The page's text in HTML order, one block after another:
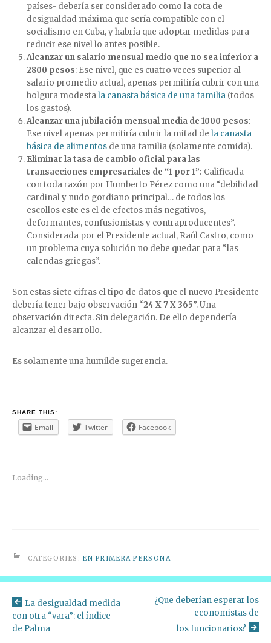
países- debería ser considerado como la cota de
desigualdad máxima que sería compatible con el
socialismo en Cuba, y habría que adoptar medidas para
reducir ese nivel lo antes posible.
Alcanzar un salario mensual medio que no sea inferior a
2800 pesos: Ese nivel, que es cuatro veces superior al
salario promedio actual, apenas permitiría cubrir con una
holgura modestala canasta básica de una familia (todos
los gastos).
Alcanzar una jubilación mensual media de 1000 pesos:
Ese nivel apenas permitiría cubrir la mitad de la canasta
básica de alimentos de una familia (solamente comida).
Eliminar la tasa de cambio oficial para las
transacciones empresariales de “1 por 1”: Calificada
con toda razón por Humberto Pérez como una “debilidad
cardinal y nudo gordiano principal… de todos los
escollos este es el de efectos más negativos,
deformantes, confusionistas y contraproducentes”.
Considerada por el Presidente actual, Raúl Castro, como
un problema cuya solución no debe quedar para “las
calendas griegas”.
Son estas siete cifras el tipo de datos que el nuevo Presidente
debería tener bajo observación “24 X 7 X 365”. Una
observación directa. Sin delegación. De ello dependería
alcanzar el desarrollo.
Es solamente una humilde sugerencia.
SHARE THIS:
Email Twitter Facebook
Loading...
CATEGORIES:EN PRIMERA PERSONA
La desigualdad medida
con otra “vara”: el índice
de Palma
¿Que deberían esperar los
economistas de
los funcionarios?